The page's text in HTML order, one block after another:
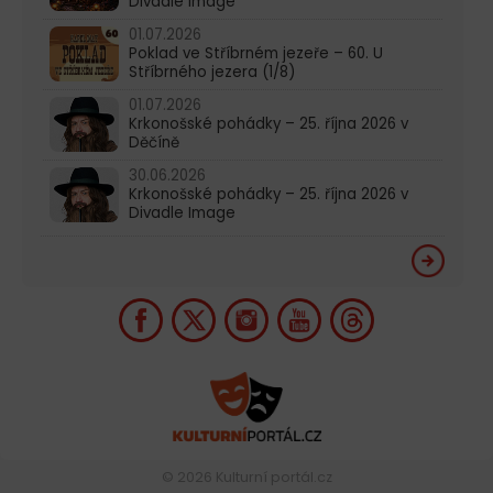
01.07.2026
Poklad ve Stříbrném jezeře – 60. U
Stříbrného jezera (1/8)
01.07.2026
Krkonošské pohádky – 25. října 2026 v
Děčíně
30.06.2026
Krkonošské pohádky – 25. října 2026 v
Divadle Image
© 2026 Kulturní portál.cz